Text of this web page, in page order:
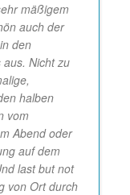
mäßigem
auch der
den
Nicht zu
halben
vom
Abend oder
auf dem
last but not
von Ort durch